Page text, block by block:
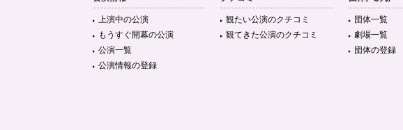
上演中の公演
もうすぐ開幕の公演
公演一覧
公演情報の登録
観たい公演のクチコミ
観てきた公演のクチコミ
団体一覧
劇場一覧
団体の登録